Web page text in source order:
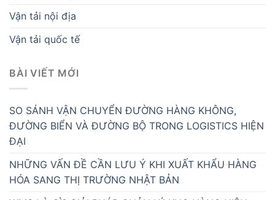
Vận tải nội địa
Vận tải quốc tế
BÀI VIẾT MỚI
SO SÁNH VẬN CHUYỂN ĐƯỜNG HÀNG KHÔNG,
ĐƯỜNG BIỂN VÀ ĐƯỜNG BỘ TRONG LOGISTICS HIỆN
ĐẠI
NHỮNG VẤN ĐỀ CẦN LƯU Ý KHI XUẤT KHẨU HÀNG
HÓA SANG THỊ TRƯỜNG NHẬT BẢN